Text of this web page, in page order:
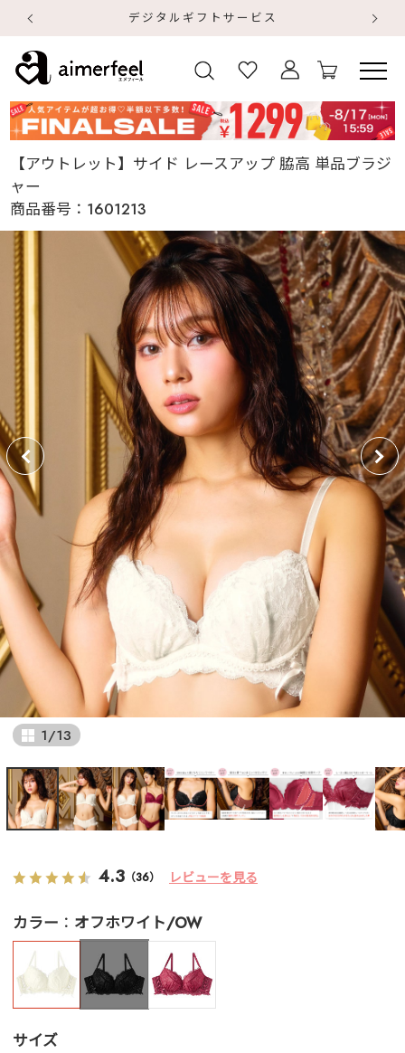
デジタルギフトサービス
【アウトレット】サイド レースアップ 脇高 単品ブラジ
ャー
商品番号： 1601213
1/13
4.3 （36） レビューを見る
カラー オフホワイト/OW
サイズ